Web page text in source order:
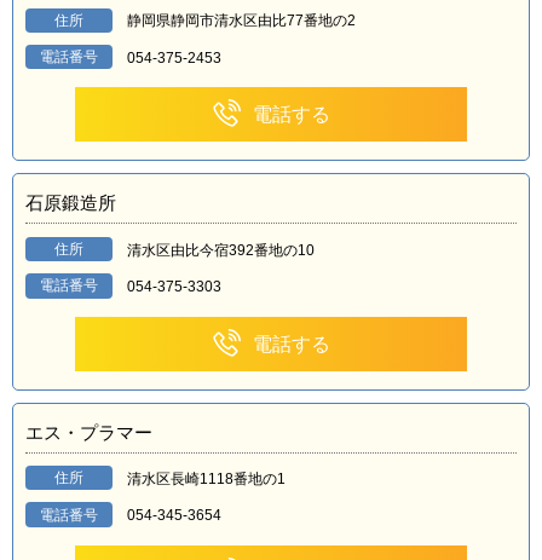
住所 静岡県静岡市清水区由比77番地の2
電話番号 054-375-2453
電話する
石原鍛造所
住所 清水区由比今宿392番地の10
電話番号 054-375-3303
電話する
エス・プラマー
住所 清水区長崎1118番地の1
電話番号 054-345-3654